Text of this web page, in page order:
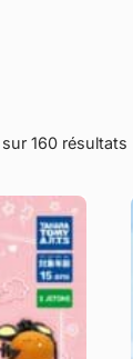
160 résultats